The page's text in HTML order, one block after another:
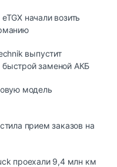
начали возить
выпустит
быстрой заменой АКБ
модель
прием заказов на
проехали 9,4 млн км